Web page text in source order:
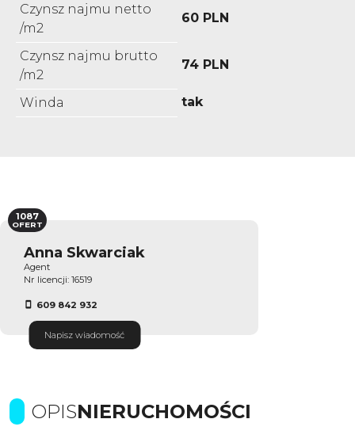
Czynsz najmu netto
/m2
60 PLN
Czynsz najmu brutto
/m2
74 PLN
Winda tak
Anna Skwarciak
Agent
Nr licencji: 16519
609 842 932
Napisz wiadomość
1087
OFERT
OPISNIERUCHOMOŚCI